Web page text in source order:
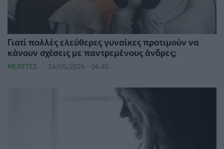
Γιατί πολλές ελεύθερες γυναίκες προτιμούν να
κάνουν σχέσεις με παντρεμένους άνδρες;
ΜΕΛΈΤΕΣ 16/05/2026 - 06:45